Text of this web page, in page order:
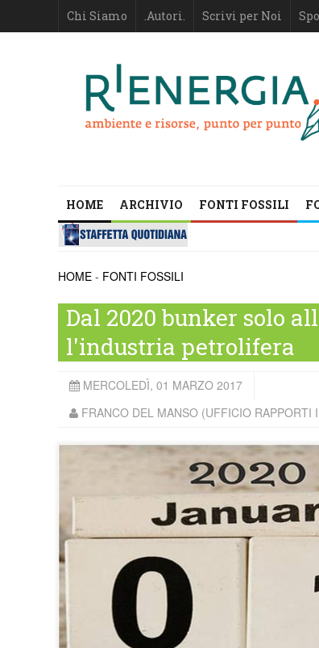
Chi Siamo .Autori. Scrivi per Noi
HOME ARCHIVIO FONTI FOSSILI
HOME - FONTI FOSSILI
Dal 2020 bunker solo
l'industria petrolifera
MERCOLEDÌ, 01 MARZO 2017
FRANCO DEL MANSO (UFFICIO